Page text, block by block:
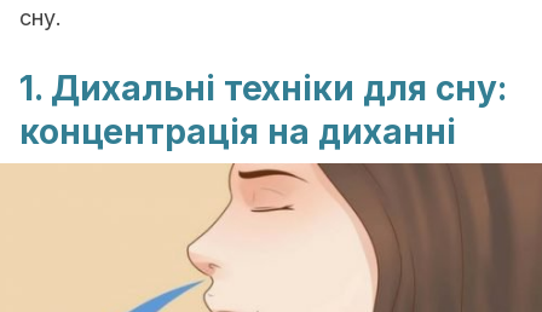
сну.
1. Дихальні техніки для сну:
концентрація на диханні